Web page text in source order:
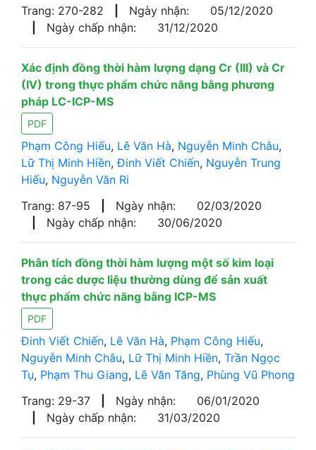
Trang: 270-282
Ngày nhận:
05/12/2020
Ngày chấp nhận: 31/12/2020
Xác định đồng thời hàm lượng dạng Cr (III) và Cr
(IV) trong thực phẩm chức năng bằng phương
pháp LC-ICP-MS
PDF
Phạm Công Hiếu, Lê Văn Hà, Nguyễn Minh Châu,
Lữ Thị Minh Hiền,Đinh Viết Chiến, Nguyễn Trung
Hiếu, Nguyễn Văn Ri
Trang: 87-95
Ngày nhận:
02/03/2020
Ngày chấp nhận: 30/06/2020
Phân tích đồng thời hàm lượng một số kim loại
trong các dược liệu thường dùng để sản xuất
thực phẩm chức năng bằng ICP-MS
PDF
Đinh Viết Chiến, Lê Văn Hà, Phạm Công Hiếu,
Nguyễn Minh Châu, Lữ Thị Minh Hiền, Trần Ngọc
Tụ, Phạm Thu Giang, Lê Văn Tăng, Phùng Vũ Phong
Trang: 29-37
Ngày nhận:
06/01/2020
Ngày chấp nhận: 31/03/2020